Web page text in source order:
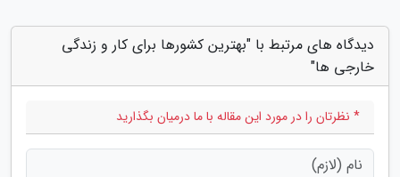
دیدگاه های مرتبط با "بهترین کشورها برای کار و زندگی
خارجی ها"
* نظرتان را در مورد این مقاله با ما درمیان بگذارید